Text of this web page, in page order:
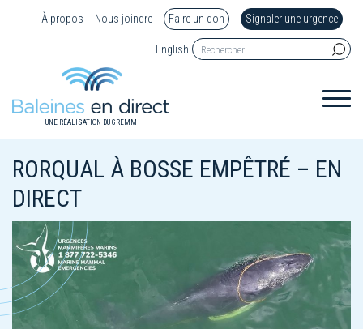
À propos Nous joindre Faire un don Signaler une urgence
English
UNE RÉALISATION DU GREMM
RORQUAL À BOSSE EMPÊTRÉ – EN
DIRECT